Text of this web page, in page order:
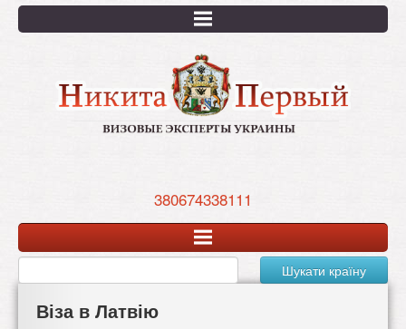
Перейти
основному
380674338111
Шукати країну
Віза в Латвію